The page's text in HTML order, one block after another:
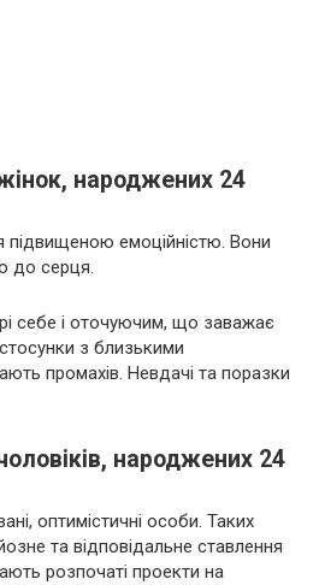
народжених 24
підвищеною емоційністю. Вони
до серця.
себе і оточуючим, що заважає
стосунки з близькими
промахів. Невдачі та поразки
народжених 24
оптимістичні особи. Таких
та відповідальне ставлення
розпочаті проекти на